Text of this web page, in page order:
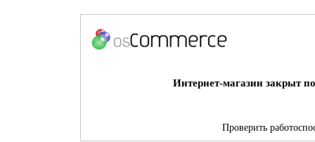
Интернет-магазин закрыт
Проверить